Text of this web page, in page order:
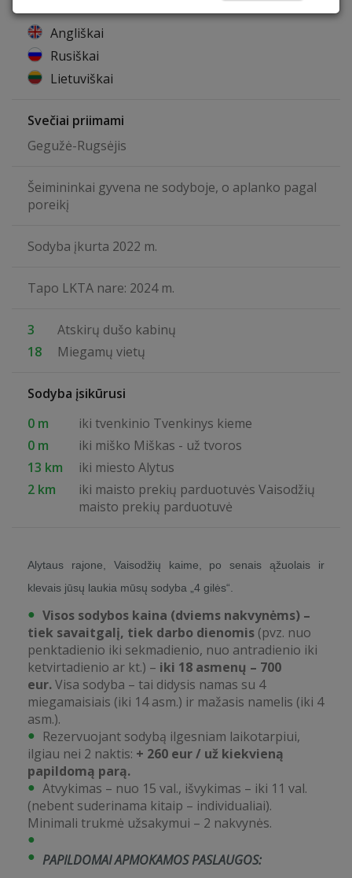
Angliškai
Rusiškai
Lietuviškai
Svečiai priimami
Gegužė-Rugsėjis
Šeimininkai gyvena ne sodyboje, o aplanko pagal
poreikį
Sodyba įkurta 2022 m.
Tapo LKTA nare: 2024 m.
3
Atskirų dušo kabinų
18
Miegamų vietų
Sodyba įsikūrusi
0 m
iki tvenkinio Tvenkinys kieme
0 m
iki miško Miškas - už tvoros
13 km
iki miesto Alytus
2 km
iki maisto prekių parduotuvės Vaisodžių
maisto prekių parduotuvė
Alytaus rajone, Vaisodžių kaime, po senais ąžuolais ir
klevais jūsų laukia mūsų sodyba „4 gilės“.
Visos sodybos kaina (dviems nakvynėms) –
tiek savaitgalį, tiek darbo dienomis (pvz. nuo
penktadienio iki sekmadienio, nuo antradienio iki
ketvirtadienio ar kt.) – iki 18 asmenų – 700
eur.Visa sodyba – tai didysis namas su 4
miegamaisiais (iki 14 asm.) ir mažasis namelis (iki 4
asm.).
Rezervuojant sodybą ilgesniam laikotarpiui,
ilgiau nei 2 naktis: + 260 eur / už kiekvieną
papildomą parą.
Atvykimas – nuo 15 val., išvykimas – iki 11 val.
(nebent suderinama kitaip – individualiai).
Minimali trukmė užsakymui – 2 nakvynės.
PAPILDOMAI APMOKAMOS PASLAUGOS: